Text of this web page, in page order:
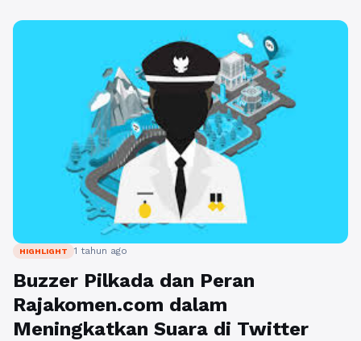
HIGHLIGHT 1 tahun ago
Buzzer Pilkada dan Peran
Rajakomen.com dalam
Meningkatkan Suara di Twitter